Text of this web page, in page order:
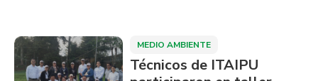
MEDIO AMBIENTE
Técnicos de ITAIPU